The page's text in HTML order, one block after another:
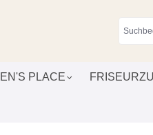
PLACE